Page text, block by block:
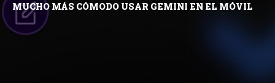
MUCHO MÁS CÓMODO USAR GEMINI EN EL MÓVIL